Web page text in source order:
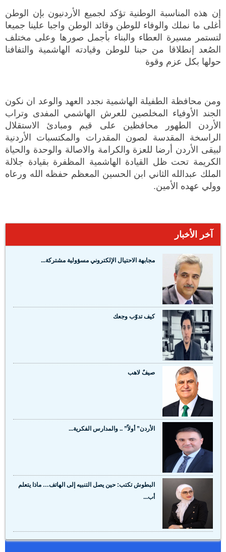
إن هذه المناسبة الوطنية تؤكد لجميع الأردنيون بإن الوطن
أغلى ما نملك والوفاء للوطن وقائد الوطن واجبا علينا جميعا
لتستمر مسيرة العطاء والبناء بأجمل صورها وعلى مختلف
الصُعد إنطلاقا من حبنا للوطن وقيادته الهاشمية والتفافنا
حولها بكل عزم وقوة
ومن محافظة الطفيلة الهاشمية نجدد العهد والوعد ان نكون
الجند الأوفياء المخلصين للعرش الهاشمي المفدى وتراب
الأردن الطهور محافظين على قيم ومبادئ الاستقلال
الراسخة المقدسة لصون المقدرات والمكتسبات الأردنية
لبيقى الأردن أرضا للعزة والكرامة والاصالة والوحدة والحياة
الكريمة تحت ظل القيادة الهاشمية المظفرة بقيادة جلالة
الملك عبدالله الثاني ابن الحسين المعظم حفظه الله ورعاه
وولي عهده الأمين.
آخر الأخبار
مجابهة الاحتيال الإلكتروني مسؤولية مشتركة...
كيف تدوّب وجعك
صيفٌ لاهب
الأردن” أولاً” .. والمدارس الفكرية...
البطوش تكتب: حين يصل التنبيه إلى الهاتف… ماذا يتعلم
أب...